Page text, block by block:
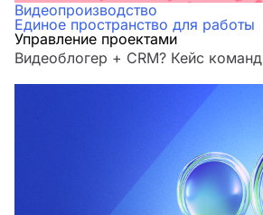
Видеопроизводство
Единое пространство для работы
Управление проектами
Видеоблогер + CRM? Кейс